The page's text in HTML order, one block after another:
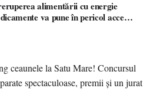
alimentării cu energie
va pune în pericol accesul